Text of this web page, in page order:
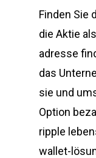
Finden Sie
die Aktie
adresse
das
sie und
Option
ripple
wallet-